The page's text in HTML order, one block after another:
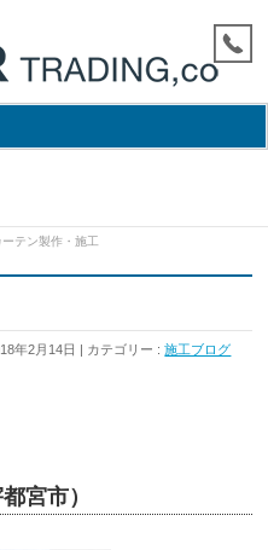
ーテン製作・施工
年2月14日 カテゴリー :施工ブログ
宮市）